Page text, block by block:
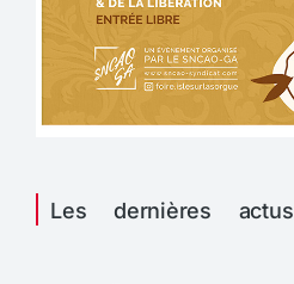
Les dernières actus